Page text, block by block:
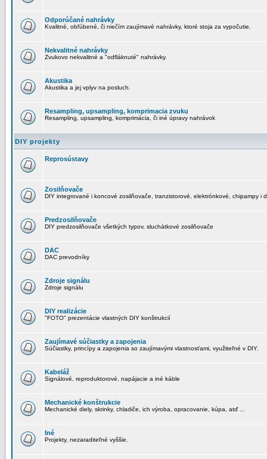
Odporúčané nahrávky
Kvalitné, obľúbené, či niečím zaujímavé nahrávky, ktoré stoja za vypočutie.
Nekvalitné nahrávky
Zvukovo nekvalitné a "odfláknuté" nahrávky.
Akustika
Akustika a jej vplyv na posluch.
Resampling, upsampling, komprimacia zvuku
Resampling, upsampling, komprimácia, či iné úpravy nahrávok
DIY projekty
Reprosústavy
Zosilňovače
DIY integrované i koncové zosilňovače, tranzistorové, elektrónkové, chipampy i
Predzosilňovače
DIY predzosilňovače všetkých typov, sluchátkové zosilňovače
DAC
DAC prevodníky
Zdroje signálu
Zdroje signálu
DIY realizácie
"FOTO" prezentácie vlastných DIY konštrukcií
Zaujímavé súčiastky a zapojenia
Súčiastky, princípy a zapojenia so zaujímavými vlastnosťami, využiteľné v DIY.
Kabeláž
Signálové, reproduktorové, napájacie a iné káble
Mechanické konštrukcie
Mechanické diely, skrinky, chladiče, ich výroba, opracovanie, kúpa, atď ...
Iné
Projekty, nezaraditeľné vyššie.